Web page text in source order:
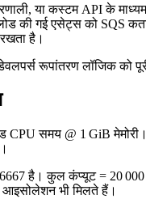
या कस्टम API के
की गई एसेट्स को SQS
है।
रूपांतरण लॉजिक को
CPU समय @ 1 GiB
है। कुल कंप्यूट = 20
आइसोलेशन भी मिलते हैं।